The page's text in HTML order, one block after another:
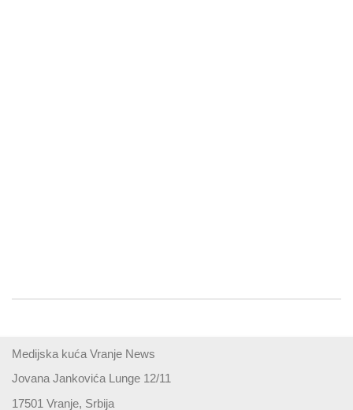
Medijska kuća Vranje News
Jovana Jankovića Lunge 12/11
17501 Vranje, Srbija